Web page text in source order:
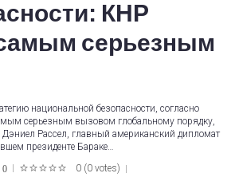
КНР
серьезным
национальной безопасности, согласно
серьезным вызовом глобальному порядку,
Рассел, главный американский дипломат
президенте Бараке…
0 0 (0 votes)